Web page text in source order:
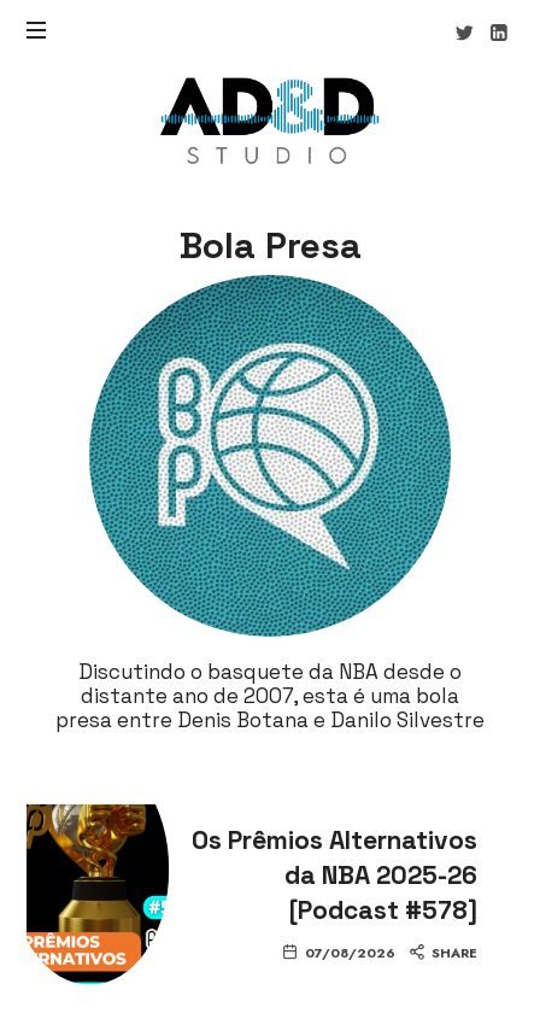
AD&D
Studio
Bola Presa
Discutindo o basquete da NBA desde o
distante ano de 2007, esta é uma bola
presa entre Denis Botana e Danilo Silvestre
Os Prêmios Alternativos
da NBA 2025-26
[Podcast #578]
07/08/2026 SHARE